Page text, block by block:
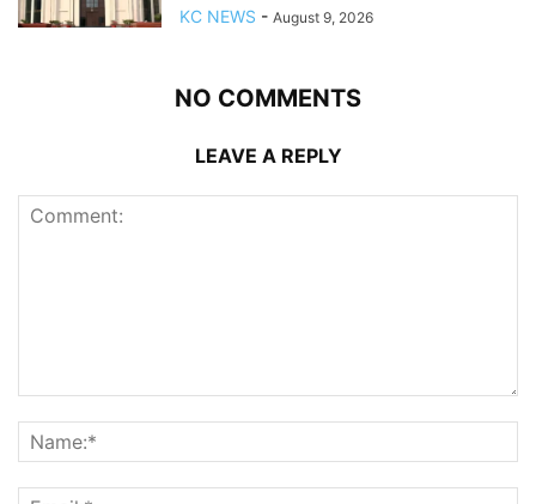
KC NEWS - August 9, 2026
NO COMMENTS
LEAVE A REPLY